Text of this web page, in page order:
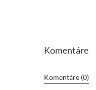
Komentáre
Komentáre (0)